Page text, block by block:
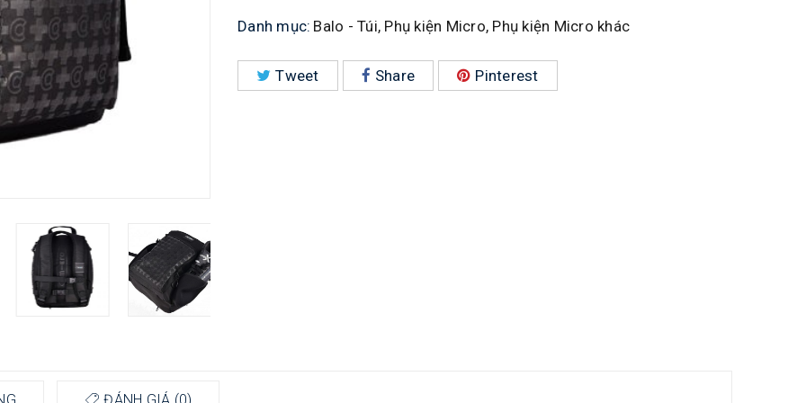
Danh mục: Balo - Túi, Phụ kiện Micro, Phụ kiện Micro khác
Tweet Share Pinterest